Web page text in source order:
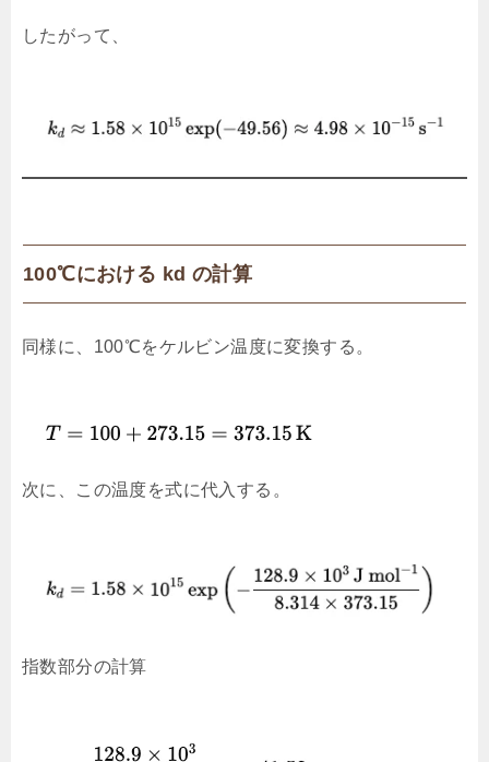
したがって、
100℃における kd の計算
同様に、100℃をケルビン温度に変換する。
次に、この温度を式に代入する。
指数部分の計算